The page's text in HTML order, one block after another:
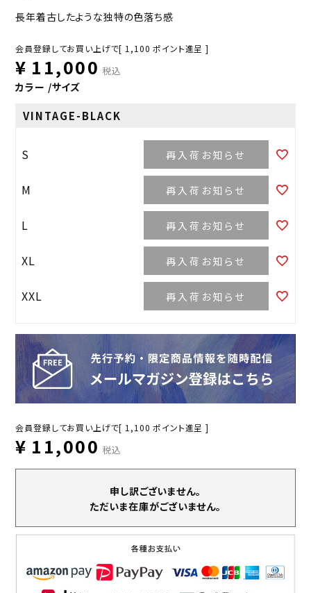
長年着古したような独特の色落ち感
会員登録してお買い上げで[ 1,100 ポイント進呈 ]
¥ 11,000 税込
カラー サイズ
VINTAGE-BLACK
S 再入荷お知らせ
M 再入荷お知らせ
L 再入荷お知らせ
XL 再入荷お知らせ
XXL 再入荷お知らせ
会員登録してお買い上げで[ 1,100 ポイント進呈 ]
¥ 11,000 税込
申し訳ございません。
ただいま在庫がございません。